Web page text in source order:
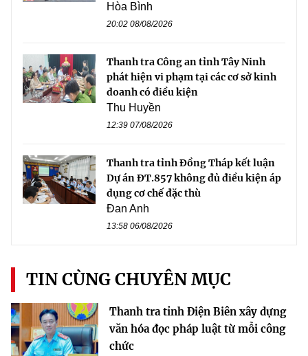
Hòa Bình
20:02 08/08/2026
Thanh tra Công an tỉnh Tây Ninh
phát hiện vi phạm tại các cơ sở kinh
doanh có điều kiện
Thu Huyền
12:39 07/08/2026
Thanh tra tỉnh Đồng Tháp kết luận
Dự án ĐT.857 không đủ điều kiện áp
dụng cơ chế đặc thù
Đan Anh
13:58 06/08/2026
TIN CÙNG CHUYÊN MỤC
Thanh tra tỉnh Điện Biên xây dựng
văn hóa đọc pháp luật từ mỗi công
chức